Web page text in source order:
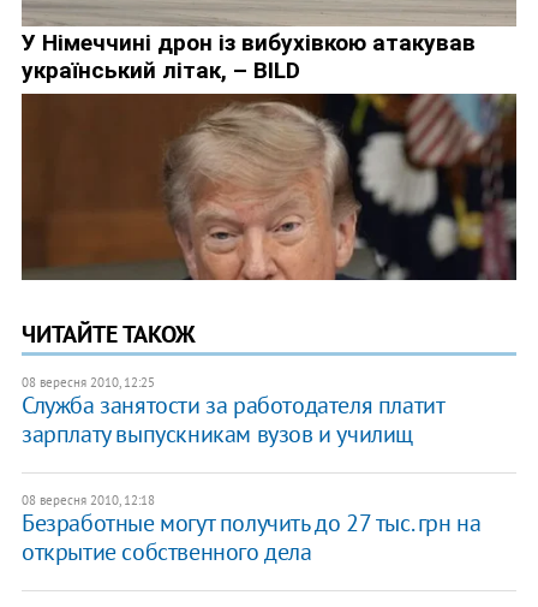
ЧИТАЙТЕ ТАКОЖ
08 вересня 2010, 12:25
Служба занятости за работодателя платит
зарплату выпускникам вузов и училищ
08 вересня 2010, 12:18
Безработные могут получить до 27 тыс. грн на
открытие собственного дела